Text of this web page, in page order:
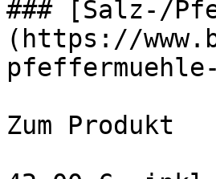
### [Salz-/
(https://
Zum Produkt